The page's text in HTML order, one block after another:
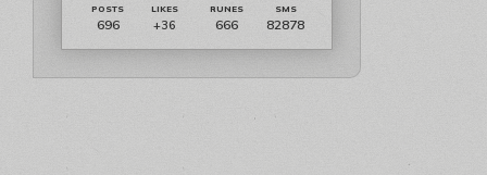
696 +36 666 82878